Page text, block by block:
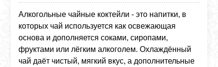
Алкогольные чайные коктейли - это напитки, в
которых чай используется как освежающая
основа и дополняется соками, сиропами,
фруктами или лёгким алкоголем. Охлаждённый
чай даёт чистый, мягкий вкус, а дополнительные